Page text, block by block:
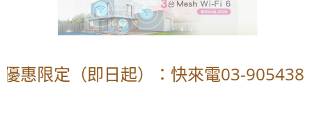
惠限定（即日起）：快來電03-9054388